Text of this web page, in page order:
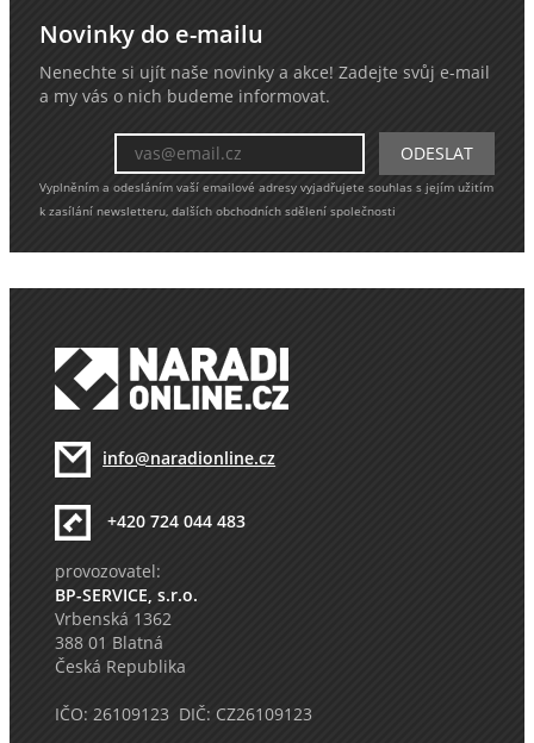
Novinky do e-mailu
Nenechte si ujít naše novinky a akce! Zadejte svůj e-mail
a my vás o nich budeme informovat.
Vyplněním a odesláním vaší emailové adresy vyjadřujete souhlas s jejím užitím
k zasílání newsletteru, dalších obchodních sdělení společnosti
info@naradionline.cz
+420 724 044 483
provozovatel:
BP-SERVICE, s.r.o.
Vrbenská 1362
388 01 Blatná
Česká Republika
IČO: 26109123 DIČ: CZ26109123